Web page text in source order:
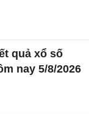
quả xổ số
nay 5/8/2026